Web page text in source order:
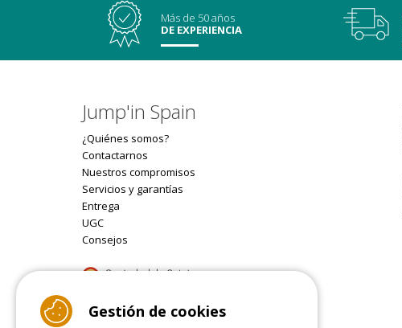
Más de 50 años
DE EXPERIENCIA
Jump'in Spain
¿Quiénes somos?
Contactarnos
Nuestros compromisos
Servicios y garantías
Entrega
UGC
Consejos
9.4/10 (22077 reviews)
Gestión de cookies